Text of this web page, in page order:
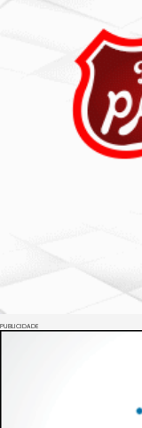
PUBLICIDADE